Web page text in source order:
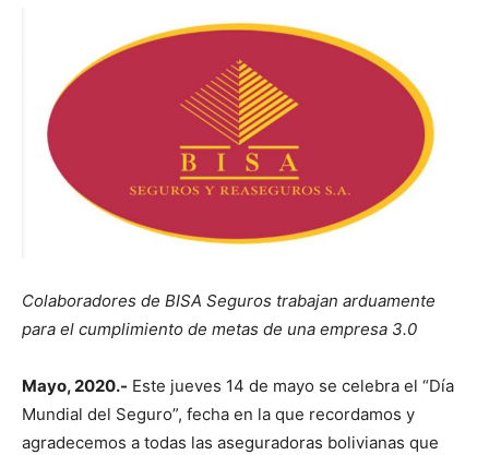
Colaboradores de BISA Seguros trabajan arduamente
para el cumplimiento de metas de una empresa 3.0
Mayo, 2020.- Este jueves 14 de mayo se celebra el “Día
Mundial del Seguro”, fecha en la que recordamos y
agradecemos a todas las aseguradoras bolivianas que